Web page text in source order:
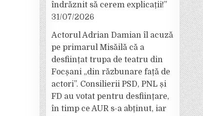
îndrăznit să cerem explicații!”
31/07/2026
Actorul Adrian Damian îl acuză
pe primarul Misăilă că a
desființat trupa de teatru din
Focșani „din răzbunare față de
actori”. Consilierii PSD, PNL și
FD au votat pentru desființare,
în timp ce AUR s-a abținut, iar